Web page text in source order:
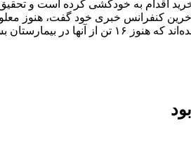
کنفرانس خبری خود گفت، هنوز